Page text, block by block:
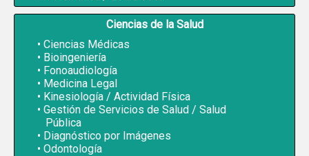
Ciencias de la Salud
Ciencias Médicas
Bioingeniería
Fonoaudiología
Medicina Legal
Kinesiología / Actividad Física
Gestión de Servicios de Salud / Salud
Pública
Diagnóstico por Imágenes
Odontología